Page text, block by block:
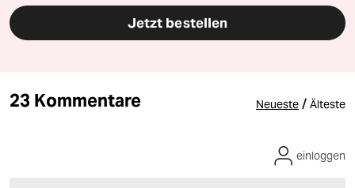
Jetzt bestellen
23 Kommentare Neueste / Älteste
einloggen